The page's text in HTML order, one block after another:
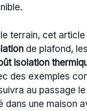
terrain, cet
de plafond, les
isolation
des exemples
au passage
dans une maison